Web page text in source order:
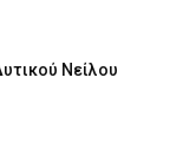
Νείλου